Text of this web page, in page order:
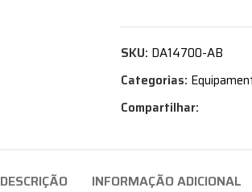
SKU: DA14700-AB
Categorias:
Compartilhar:
DESCRIÇÃO INFORMAÇÃO ADICIONAL